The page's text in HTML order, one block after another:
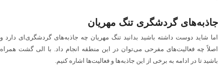
جاذبه‌های گردشگری تنگ مهریان
اما شاید دوست داشته باشید بدانید تنگ مهریان چه جاذبه‌های گردشگری‌ای دارد و
اصلاً چه فعالیت‌های مفرحی می‌توان در این منطقه انجام داد. با الی گشت همراه
باشید تا در ادامه به برخی از این جاذبه‌ها و فعالیت‌ها اشاره کنیم.